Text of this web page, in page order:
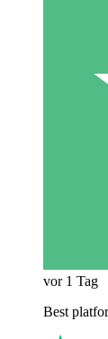
vor 1 Tag
Best